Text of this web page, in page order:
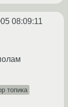
08:09:11
топика